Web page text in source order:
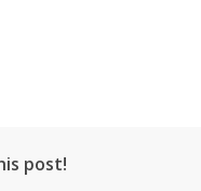
post!